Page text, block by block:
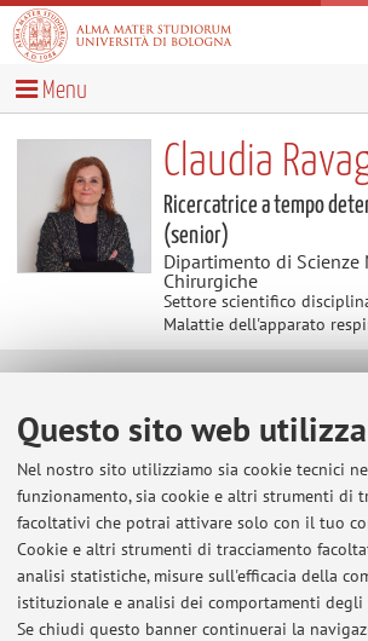
Questo sito web
Nel nostro sito utilizziamo sia cookie tecnici
funzionamento, sia cookie e altri strumenti di
facoltativi che potrai attivare solo con il tuo
Cookie e altri strumenti di tracciamento
analisi statistiche, misure sull'efficacia della
istituzionale e analisi dei comportamenti
Se chiudi questo banner continuerai la
Menu
Claudia
Ricercatrice a tempo
(senior)
Dipartimento di Scienze
Chirurgiche
Settore scientifico
Malattie dell'apparato
Insegnamenti Appelli d'esame
Tesi
Appelli d'esame
Al momento non risultano pubblicati